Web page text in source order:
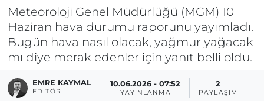
Meteoroloji Genel Müdürlüğü (MGM) 10
Haziran hava durumu raporunu yayımladı.
Bugün hava nasıl olacak, yağmur yağacak
mı diye merak edenler için yanıt belli oldu.
EMRE KAYMAL
EDITÖR
10.06.2026 - 07:52
YAYINLANMA
2
PAYLAŞIM